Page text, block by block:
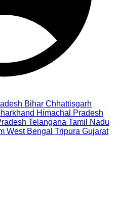
Bihar Chhattisgarh
Himachal Pradesh
Telangana Tamil Nadu
West Bengal Tripura Gujarat